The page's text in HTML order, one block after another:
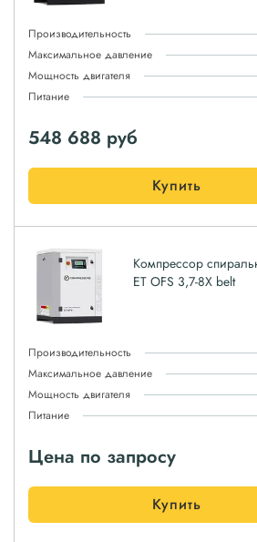
Производительность
Максимальное давление
Мощность двигателя
Питание
548 688 руб
Купить
Компрессор
ET OFS 3,7-8X belt
Производительность
Максимальное давление
Мощность двигателя
Питание
Цена по запросу
Купить